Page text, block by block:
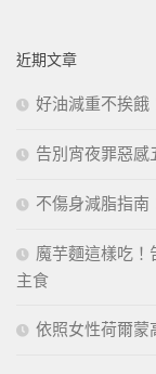
字:
近期文章
好油減重不挨餓
告別宵夜罪惡感
不傷身減脂指南
魔芋麵這樣吃！
主食
依照女性荷爾蒙